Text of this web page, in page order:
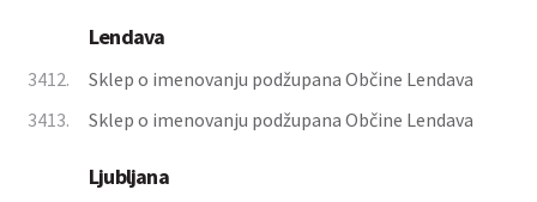
Lendava
3412.
Sklep o imenovanju podžupana Občine Lendava
3413.
Sklep o imenovanju podžupana Občine Lendava
Ljubljana